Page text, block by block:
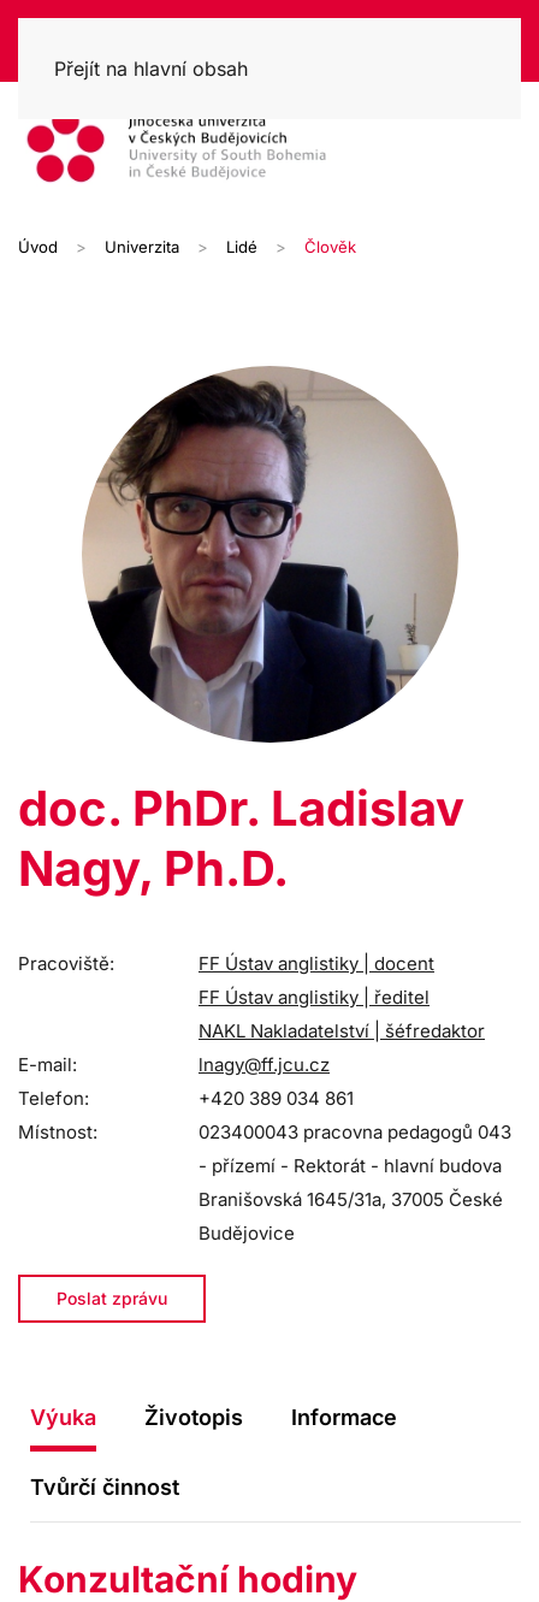
Přejít na hlavní obsah
Úvod Univerzita Lidé Člověk
doc. PhDr. Ladislav
Nagy, Ph.D.
Pracoviště:
FF Ústav anglistiky | docent
FF Ústav anglistiky | ředitel
NAKL Nakladatelství | šéfredaktor
E-mail:
lnagy@ff.jcu.cz
Telefon:
+420 389 034 861
Místnost:
023400043 pracovna pedagogů 043
- přízemí - Rektorát - hlavní budova
Branišovská 1645/31a, 37005 České
Budějovice
Poslat zprávu
Výuka Životopis Informace
Tvůrčí činnost
Konzultační hodiny